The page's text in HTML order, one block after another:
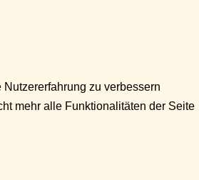
zu verbessern
mehr alle Funktionalitäten der Seite